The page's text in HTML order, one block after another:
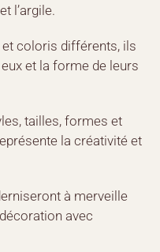
l’argile.
coloris différents, ils
et la forme de leurs
tailles, formes et
la créativité et
à merveille
avec